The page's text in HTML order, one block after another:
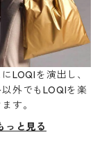
LOQIを演出し、
外でもLOQIを楽
す。
っと見る